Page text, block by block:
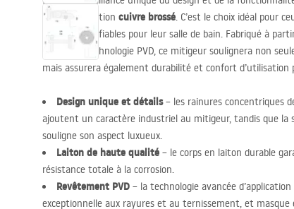
Foster
en finition cuivre brossé. C’est le choix idéal pour
modernes et fiables pour leur salle de bain. Fabriqué à
grâce à la technologie PVD, ce mitigeur soulignera non
mais assurera également durabilité et confort d’utilisation
Design unique et détails– les rainures concentriques
ajoutent un caractère industriel au mitigeur, tandis que la
souligne son aspect luxueux.
Laiton de haute qualité – le corps en laiton durable
résistance totale à la corrosion.
Revêtement PVD – la technologie avancée
exceptionnelle aux rayures et au ternissement, et